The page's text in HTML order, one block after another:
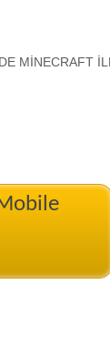
MİNECRAFT